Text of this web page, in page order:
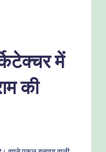
में
की